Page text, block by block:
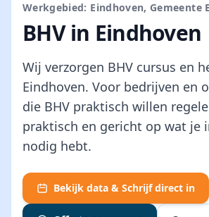
Werkgebied: Eindhoven, Gemeente
BHV in Eindhoven
Wij verzorgen BHV cursus en
Eindhoven. Voor bedrijven en
die BHV praktisch willen
praktisch en gericht op wat je
nodig hebt.
Bekijk data & Schrijf direct in